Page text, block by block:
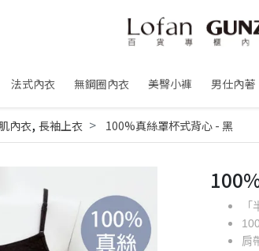
法式內衣 無鋼圈內衣 美臀小褲 男仕內著
內衣, 長袖上衣 100%真絲罩杯式背心 - 黑
肩